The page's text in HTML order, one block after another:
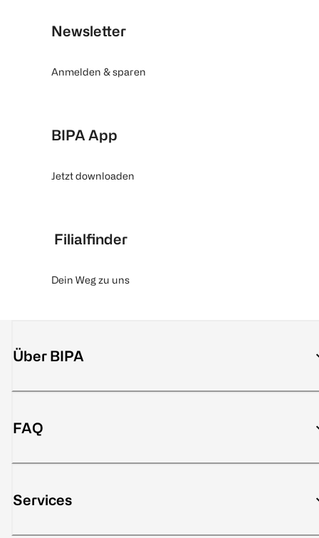
Newsletter
Anmelden & sparen
BIPA App
Jetzt downloaden
Filialfinder
Dein Weg zu uns
Über BIPA
FAQ
Services